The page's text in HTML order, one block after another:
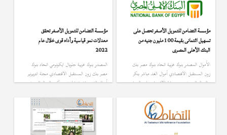
مؤسسة التضامن للتمويل الأصغر تحصل على
تسهيل ائتمانى بقيمة 100 مليون جنيه من
البنك الأهلى المصرى
الأموال المصدر بنوك عربية اتحاد بنوك مصر بنك
زون المستقبل الاقتصادي أموال الغد مباشر بنكر
عالم المال بيونيز مصر بوابة الاقتصاد حابي الميزان
البورصجية البورصة بروبرتي بلس بنوك اون لاين
بوابة بلوم بنوك واستثمار مصراوي رجال الاعمال
عالم بزنس بنوك 24 أصول مصر المصري اليوم
مؤسسة التضامن للتمويل الأصغر تحقق
معدلات نمو قياسية وأداء قوى خلال عام
2022
المصدر بنوك عربية جلوبال ايكونومي اتحاد بنوك
مصر بنك زون المستقبل الاقتصادي مجلة انتربيرنير
أموال الغد مباشر تداول نيوز بنكر عالم المال بيونيرز
ايجي ايكونومي أرقام الاقتصادي نيوز بروبرتي بلس
بنوك اون لاين بنوك واستثمار مصراوي كابيتال نيوز
رجال الاعمال الأموال بنوك 24 أصول مصر
المصري اليوم فين …